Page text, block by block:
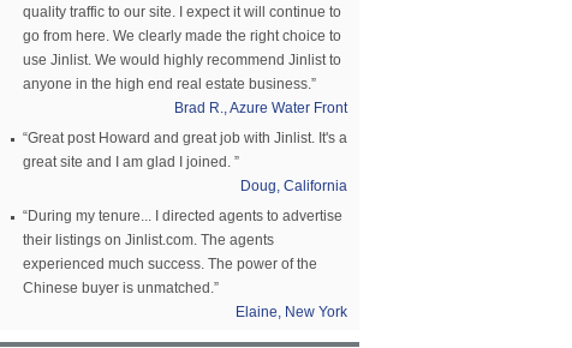
quality traffic to our site. I expect it will continue to
go from here. We clearly made the right choice to
use Jinlist. We would highly recommend Jinlist to
anyone in the high end real estate business.”
Brad R., Azure Water Front
“Great post Howard and great job with Jinlist. It's a
great site and I am glad I joined. ”
Doug, California
“During my tenure... I directed agents to advertise
their listings on Jinlist.com. The agents
experienced much success. The power of the
Chinese buyer is unmatched.”
Elaine, New York